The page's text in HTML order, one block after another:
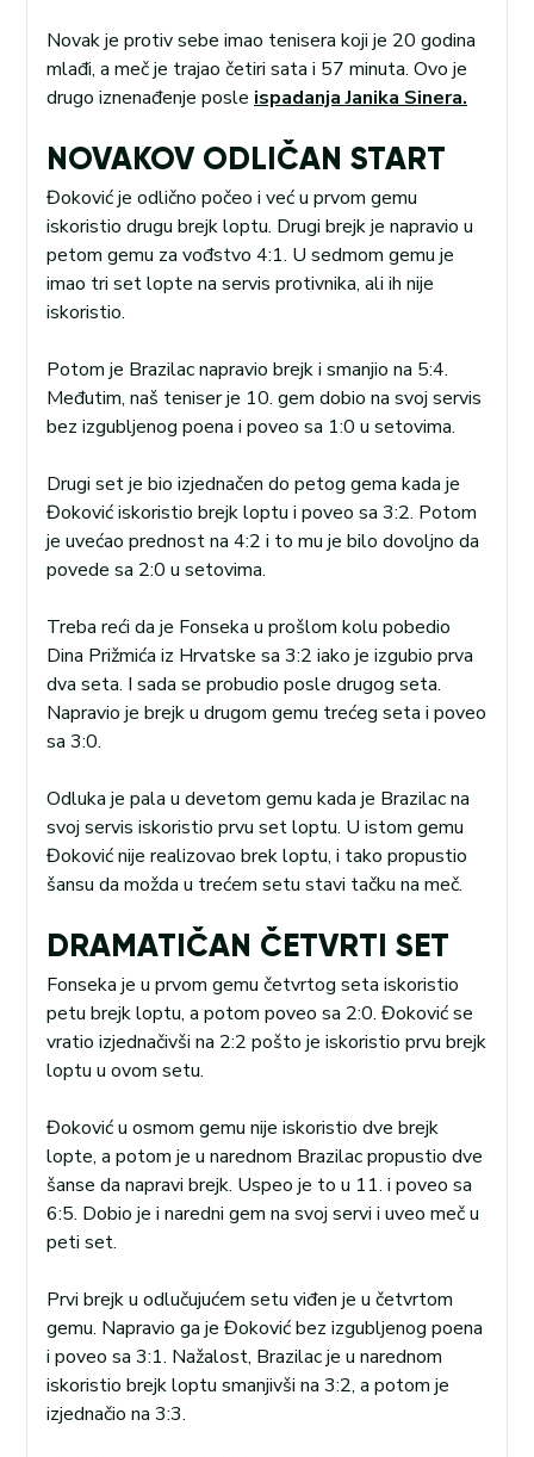
Novak je protiv sebe imao tenisera koji je 20 godina
mlađi, a meč je trajao četiri sata i 57 minuta. Ovo je
drugo iznenađenje posle ispadanja Janika Sinera.
NOVAKOV ODLIČAN START
Đoković je odlično počeo i već u prvom gemu
iskoristio drugu brejk loptu. Drugi brejk je napravio u
petom gemu za vođstvo 4:1. U sedmom gemu je
imao tri set lopte na servis protivnika, ali ih nije
iskoristio.
Potom je Brazilac napravio brejk i smanjio na 5:4.
Međutim, naš teniser je 10. gem dobio na svoj servis
bez izgubljenog poena i poveo sa 1:0 u setovima.
Drugi set je bio izjednačen do petog gema kada je
Đoković iskoristio brejk loptu i poveo sa 3:2. Potom
je uvećao prednost na 4:2 i to mu je bilo dovoljno da
povede sa 2:0 u setovima.
Treba reći da je Fonseka u prošlom kolu pobedio
Dina Prižmića iz Hrvatske sa 3:2 iako je izgubio prva
dva seta. I sada se probudio posle drugog seta.
Napravio je brejk u drugom gemu trećeg seta i poveo
sa 3:0.
Odluka je pala u devetom gemu kada je Brazilac na
svoj servis iskoristio prvu set loptu. U istom gemu
Đoković nije realizovao brek loptu, i tako propustio
šansu da možda u trećem setu stavi tačku na meč.
DRAMATIČAN ČETVRTI SET
Fonseka je u prvom gemu četvrtog seta iskoristio
petu brejk loptu, a potom poveo sa 2:0. Đoković se
vratio izjednačivši na 2:2 pošto je iskoristio prvu brejk
loptu u ovom setu.
Đoković u osmom gemu nije iskoristio dve brejk
lopte, a potom je u narednom Brazilac propustio dve
šanse da napravi brejk. Uspeo je to u 11. i poveo sa
6:5. Dobio je i naredni gem na svoj servi i uveo meč u
peti set.
Prvi brejk u odlučujućem setu viđen je u četvrtom
gemu. Napravio ga je Đoković bez izgubljenog poena
i poveo sa 3:1. Nažalost, Brazilac je u narednom
iskoristio brejk loptu smanjivši na 3:2, a potom je
izjednačio na 3:3.